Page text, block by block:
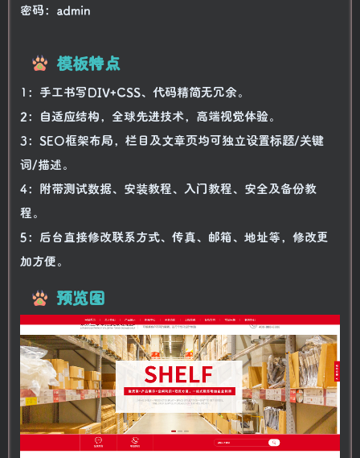
密码：admin
模板特点
1：手工书写DIV+CSS、代码精简无冗余。
2：自适应结构，全球先进技术，高端视觉体验。
3：SEO框架布局，栏目及文章页均可独立设置标题/关键
词/描述。
4：附带测试数据、安装教程、入门教程、安全及备份教
程。
5：后台直接修改联系方式、传真、邮箱、地址等，修改更
加方便。
预览图